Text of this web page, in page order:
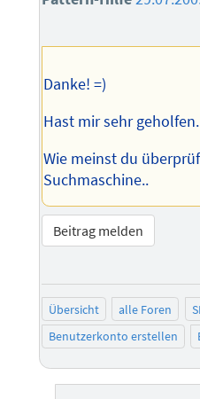
Danke! =)
Hast mir sehr geholfen.
Wie meinst du
Suchmaschine..
Beitrag melden
Übersicht alle Foren
Benutzerkonto erstellen